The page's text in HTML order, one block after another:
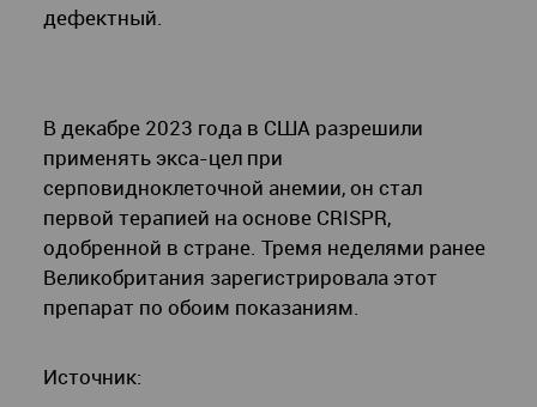
дефектный.
В декабре 2023 года в США разрешили
применять экса-цел при
серповидноклеточной анемии, он стал
первой терапией на основе CRISPR,
одобренной в стране. Тремя неделями ранее
Великобритания зарегистрировала этот
препарат по обоим показаниям.
Источник: